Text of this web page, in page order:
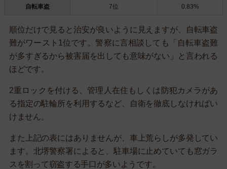
自転車盗 7位 0.83%
順位だけで見ると治安が良いように見えますが、自転車盗
難がワースト1位です。警察に言相談しても「自転車盗難
が多すぎるから被害届を出しても意味がない」と言われる
ほどです。
2重ロックを付ける、管理人在住もしくは防犯カメラがあ
る指定の駐輪所を利用するなど、自衛を徹底しなければい
けません。
また上記の表にはありませんが、車上荒らしが多発してい
ます。北堺警察署によると、駐車場に止めていても窓ガラ
スを割って窃盗する手口が多いようです。